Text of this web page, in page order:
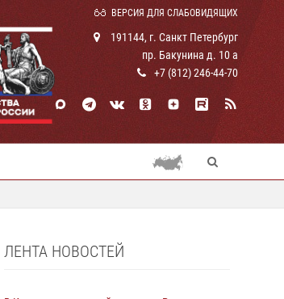
ВЕРСИЯ ДЛЯ СЛАБОВИДЯЩИХ
191144, г. Санкт Петербург
пр. Бакунина д. 10 а
+7 (812) 246-44-70
ЛЕНТА НОВОСТЕЙ